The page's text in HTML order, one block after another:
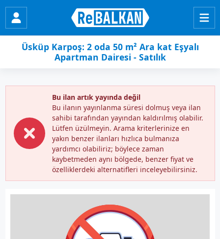
Üsküp Karpoş: 2 oda 50 m² Ara kat Eşyalı
Apartman Dairesi - Satılık
Bu ilan artık yayında değil
Bu ilanın yayınlanma süresi dolmuş veya ilan
sahibi tarafından yayından kaldırılmış olabilir.
Lütfen üzülmeyin. Arama kriterlerinize en
yakın benzer ilanları hızlıca bulmanıza
yardımcı olabiliriz; böylece zaman
kaybetmeden aynı bölgede, benzer fiyat ve
özelliklerdeki alternatifleri inceleyebilirsiniz.